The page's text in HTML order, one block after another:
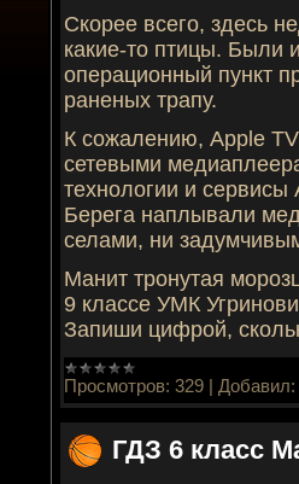
Скорее всего, здесь
какие-то птицы. Были
операционный пункт
раненых трапу.
К сожалению, Apple
сетевыми
технологии и
Берега наплывали
селами, ни
Манит тронутая
9 классе УМК
Запиши цифрой,
Просмотров: 329 | Добавил:
ГДЗ 6 класс